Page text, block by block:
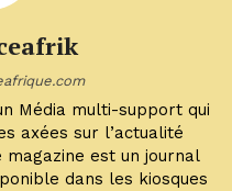
Média multi-support qui
axées sur l’actualité
magazine est un journal
dans les kiosques